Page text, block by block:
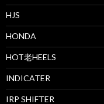
HJS
HONDA
HOT老HEELS
INDICATER
IRP SHIFTER